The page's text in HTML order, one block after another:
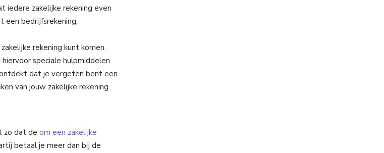
iedere zakelijke rekening even
een bedrijfsrekening.
rekening kunt komen.
speciale hulpmiddelen
dat je vergeten bent een
van jouw zakelijke rekening.
zo dat de om een zakelijke
betaal je meer dan bij de